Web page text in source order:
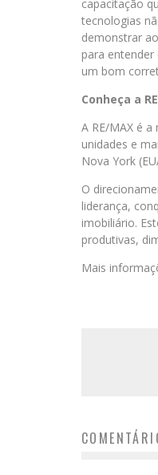
capacitação
tecnologias
demonstrar
para
um bom
Conheça a
A RE/MAX é
unidades e
Nova York
O
liderança,
imobiliário.
produtivas,
Mais